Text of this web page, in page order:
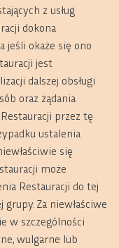
z usług
dokona
jeśli okaże się ono
jest
dalszej obsługi
oraz żądania
przez tę
ustalenia
się
może
Restauracji do tej
grupy. Za niewłaściwe
w szczególności
wulgarne lub